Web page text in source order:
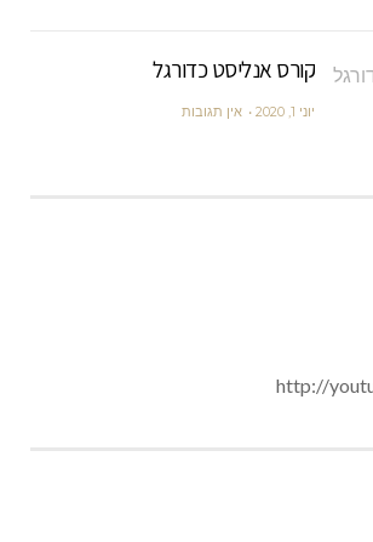
קורס אנליסט כדורגל
יוני 1, 2020 אין תגובות
http://